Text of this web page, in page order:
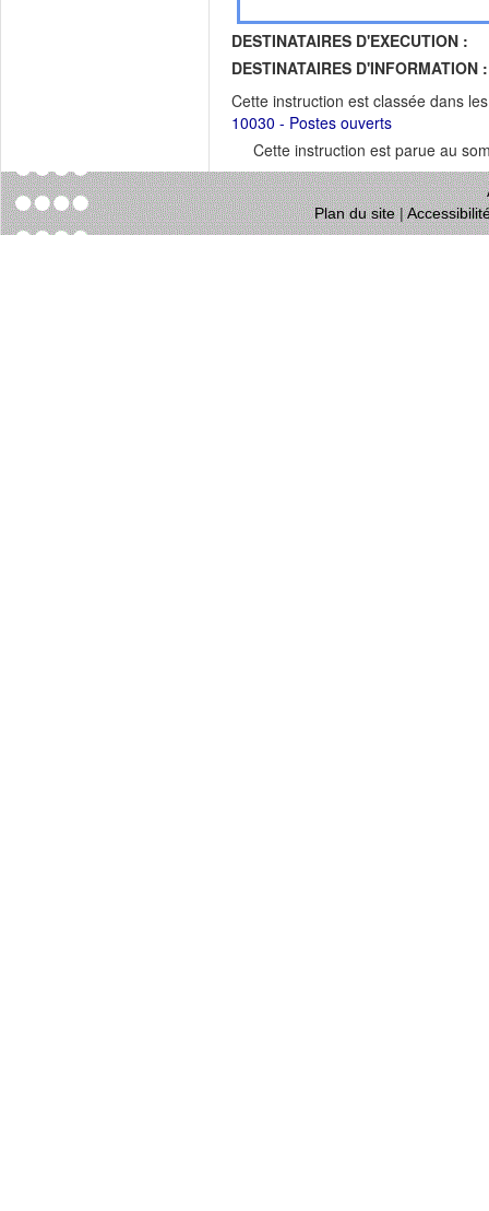
DESTINATAIRES D'EXECUTION :
DESTINATAIRES D'INFORMATION :
Cette instruction est classée dans
10030 - Postes ouverts
Cette instruction est parue au
Plan du site|